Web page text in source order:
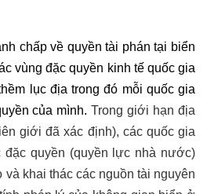
chấp về quyền tài phán tại biển
vùngđặcquyền kinh tế quốc gia
lục địa trong đó mỗi quốc gia
của mình.Trong giới hạn địa
giới đã xác định), các quốc gia
quyền (quyền lực nhà nước)
và khai thác các nguồn tài nguyên